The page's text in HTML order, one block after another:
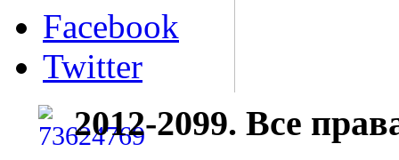
Facebook
Twitter
2012-2099. Все